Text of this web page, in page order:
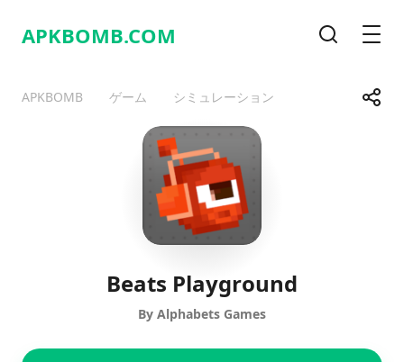
APKBOMB.COM
APKBOMB ゲーム シミュレーション 共有
Telegram
Beats Playground
By Alphabets Games